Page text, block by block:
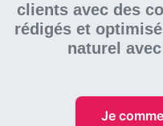
clients avec des
rédigés et
naturel
Je